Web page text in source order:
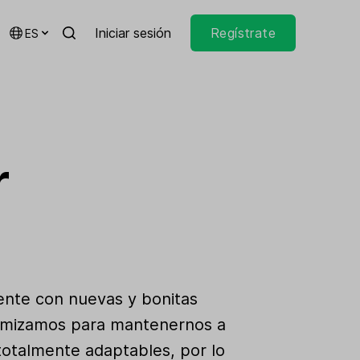
ES Iniciar sesión Regístrate
con nuevas y bonitas
para mantenernos a
adaptables, por lo